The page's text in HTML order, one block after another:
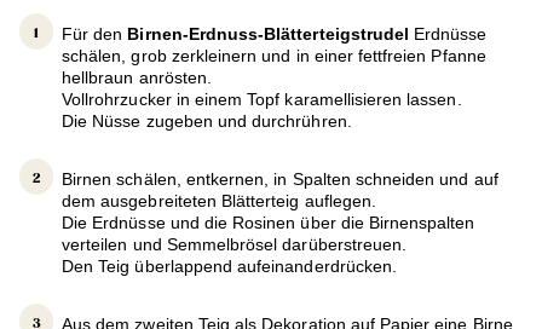
Für den Birnen-Erdnuss-Blätterteigstrudel Erdnüsse
schälen, grob zerkleinern und in einer fettfreien Pfanne
hellbraun anrösten.
Vollrohrzucker in einem Topf karamellisieren lassen.
Die Nüsse zugeben und durchrühren.
Birnen schälen, entkernen, in Spalten schneiden und auf
dem ausgebreiteten Blätterteig auflegen.
Die Erdnüsse und die Rosinen über die Birnenspalten
verteilen und Semmelbrösel darüberstreuen.
Den Teig überlappend aufeinanderdrücken.
Aus dem zweiten Teig als Dekoration auf Papier eine Birne